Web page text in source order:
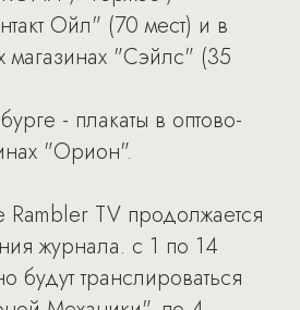
Ойл" (70 мест) и в
магазинах "Сэйлс" (35
- плакаты в оптово-
"Орион".
Rambler TV продолжается
журнала. с 1 по 14
будут транслироваться